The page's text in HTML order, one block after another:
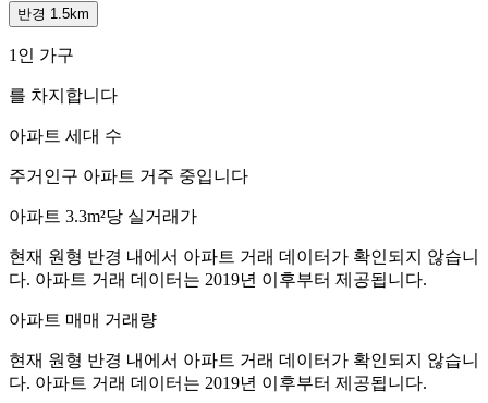
반경 1.5km
1인 가구
를 차지합니다
아파트 세대 수
주거인구 아파트 거주 중입니다
아파트 3.3m²당 실거래가
현재 원형 반경 내에서 아파트 거래 데이터가 확인되지 않습니
다. 아파트 거래 데이터는 2019년 이후부터 제공됩니다.
아파트 매매 거래량
현재 원형 반경 내에서 아파트 거래 데이터가 확인되지 않습니
다. 아파트 거래 데이터는 2019년 이후부터 제공됩니다.